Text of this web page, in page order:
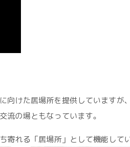
けた居場所を提供していますが
の場ともなっています。
寄れる「居場所」として機能して